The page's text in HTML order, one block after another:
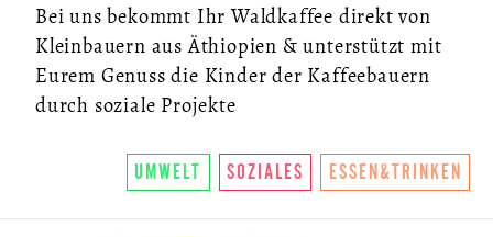
VEREIN
KONTAKT
Bei uns bekommt Ihr Waldkaffee direkt von
Kleinbauern aus Äthiopien & unterstützt mit
Eurem Genuss die Kinder der Kaffeebauern
durch soziale Projekte
UMWELT SOZIALES ESSEN&TRINKEN